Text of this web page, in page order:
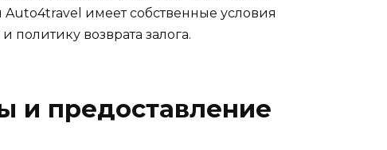
имеет собственные условия
политику возврата залога.
и предоставление